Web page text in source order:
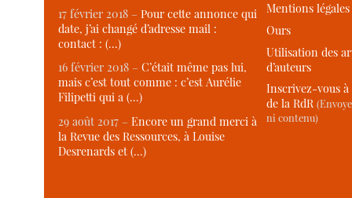
17 février 2018 –Pour cette annonce qui
date, j’ai changé d’adresse mail :
contact : (…)
16 février 2018 –C’était même pas lui,
mais c’est tout comme : c’est Aurélie
Filipetti qui a (…)
29 août 2017 –Encore un grand merci à
la Revue des Ressources, à Louise
Desrenards et (…)
Mentions légales
Ours
Utilisation des
d’auteurs
Inscrivez-vous
de la RdR
ni contenu)